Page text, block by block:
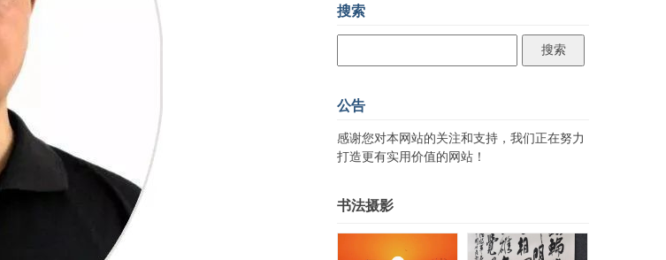
搜索
公告
感谢您对本网站的关注和支持，我们正在努力
打造更有实用价值的网站！
书法摄影